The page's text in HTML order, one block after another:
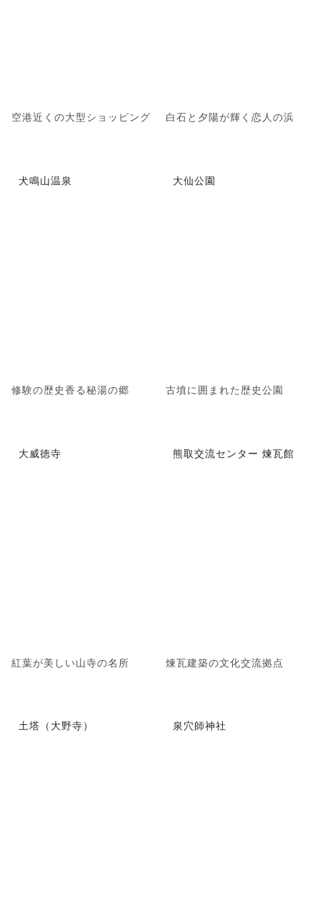
空港近くの大型ショッピング 白石と夕陽が輝く恋人の浜
犬鳴山温泉
修験の歴史香る秘湯の郷
大仙公園
古墳に囲まれた歴史公園
大威徳寺
紅葉が美しい山寺の名所
熊取交流センター 煉瓦館
煉瓦建築の文化交流拠点
土塔（大野寺） 泉穴師神社